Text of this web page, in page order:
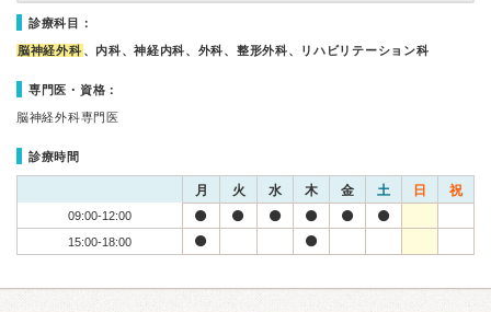
診療科目：
脳神経外科 、内科、神経内科、外科、整形外科、リハビリテーション科
専門医・資格：
脳神経外科専門医
診療時間
月 火 水 木 金 土 日 祝
09:00-12:00
15:00-18:00